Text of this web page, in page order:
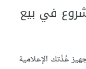
في بيع
عُدَّتك الإعلامية